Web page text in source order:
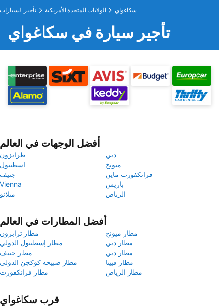
تأجير السيارات الولايات المتحدة الأمريكية سكاغواي
تأجير سيارة في سكاغواي
أفضل الوجهات في العالم
طرابزون
دبي
اسطنبول
ميونخ
جنيف
فرانكفورت ماين
Vienna
باريس
ميلانو
الرياض
أفضل المطارات في العالم
مطار ترابزون
مطار ميونخ
مطار إسطنبول الدولي
مطار دبي
مطار جنيف
مطار دبي
مطار صبيحة كوكجن الدولي
مطار فيينا
مطار فرانكفورت
مطار الرياض
قرب سكاغواي